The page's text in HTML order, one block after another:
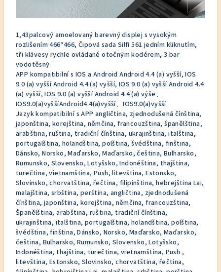
1,43palcový amoelovaný barevný displej s vysokým
rozlišením 466*466, Čipová sada Silfi 561 jedním kliknutím,
tři klávesy rychle ovládané otočným kodérem, 3 bar
vodotěsný
APP kompatibilní s IOS a Android Android 4.4 (a) vyšší, IOS
9.0 (a) vyšší Android 4.4 (a) vyšší, IOS 9.0 (a) vyšší Android 4.4
(a) vyšší, IOS 9.0 (a) vyšší Android 4.4 (a) výše、
IOS9.0(a)vyššíAndroid4.4(a)vyšší、IOS9.0(a)vyšší
Jazyk kompatibilní s APP angličtina, zjednodušená čínština,
japonština, korejština, němčina, francouzština, španělština,
arabština, ruština, tradiční čínština, ukrajinština, italština,
portugalština, holandština, polština, švédština, finština,
Dánsko, Norsko, Maďarsko, Maďarsko, čeština, Bulharsko,
Rumunsko, Slovensko, Lotyšsko, Indonéština, thajština,
turečtina, vietnamština, Push, litevština, Estonsko,
Slovinsko, chorvatština, řečtina, filipínština, hebrejština Lai,
malajština, srbština, perština, angličtina, zjednodušená
čínština, japonština, korejština, němčina, francouzština,
Španělština, arabština, ruština, tradiční čínština,
ukrajinština, italština, portugalština, holandština, polština,
švédština, finština, Dánsko, Norsko, Maďarsko, Maďarsko,
čeština, Bulharsko, Rumunsko, Slovensko, Lotyšsko,
Indonéština, thajština, turečtina, vietnamština, Push ,
litevština, Estonsko, Slovinsko, chorvatština, řečtina,